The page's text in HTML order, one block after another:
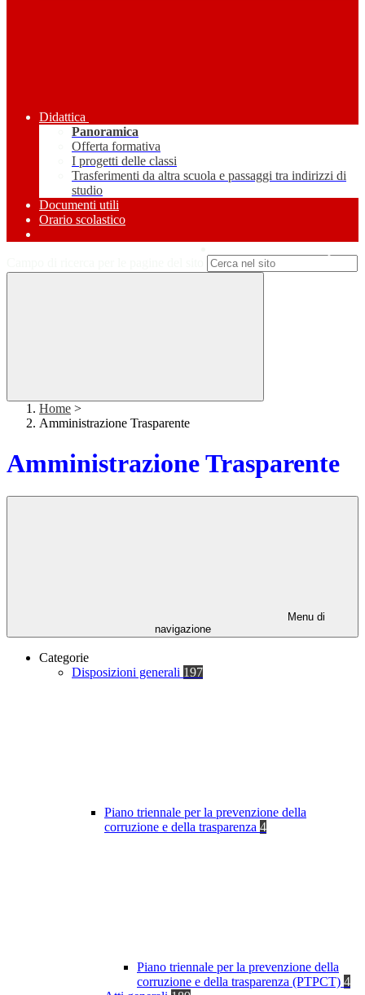
Didattica
Panoramica
Offerta formativa
I progetti delle classi
Trasferimenti da altra scuola e passaggi tra indirizzi di
studio
Documenti utili
Orario scolastico
Home >
Amministrazione Trasparente
Amministrazione Trasparente
Menu di
navigazione
Categorie
Disposizioni generali 197
Piano triennale per la prevenzione della
corruzione e della trasparenza 4
Piano triennale per la prevenzione della
corruzione e della trasparenza (PTPCT) 4